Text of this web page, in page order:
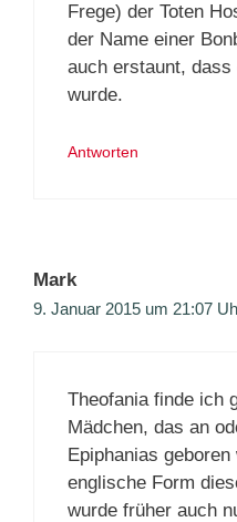
Frege) der Toten
der Name einer
auch erstaunt,
wurde.
Antworten
Mark
9. Januar 2015 um 21:07
Theofania finde ich
Mädchen, das an
Epiphanias
englische Form
wurde früher auch